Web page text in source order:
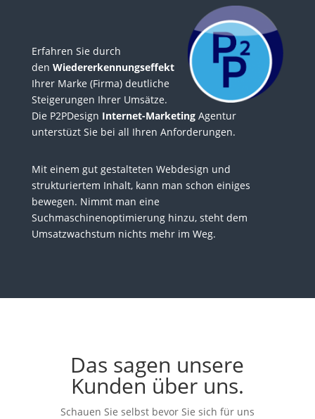
Erfahren Sie durch
den Wiedererkennungseffekt
Ihrer Marke (Firma) deutliche
Steigerungen Ihrer Umsätze.
Die P2PDesign Internet-MarketingAgentur
unterstüzt Sie bei all Ihren Anforderungen.
Mit einem gut gestalteten Webdesign und
strukturiertem Inhalt, kann man schon einiges
bewegen. Nimmt man eine
Suchmaschinenoptimierung hinzu, steht dem
Umsatzwachstum nichts mehr im Weg.
Das sagen unsere
Kunden über uns.
Schauen Sie selbst bevor Sie sich für uns